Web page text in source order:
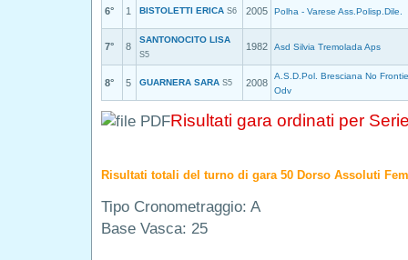
6° 1 BISTOLETTI ERICA S6 2005 Polha - Varese Ass.Polisp.Dile.
7° 8
SANTONOCITO LISA
S5
1982 Asd Silvia Tremolada Aps
8° 5 GUARNERA SARA S5 2008
A.S.D.Pol. Bresciana No
Odv
Risultati gara ordinati per
Risultati totali del turno di gara 50 Dorso Assoluti
Tipo Cronometraggio: A
Base Vasca: 25